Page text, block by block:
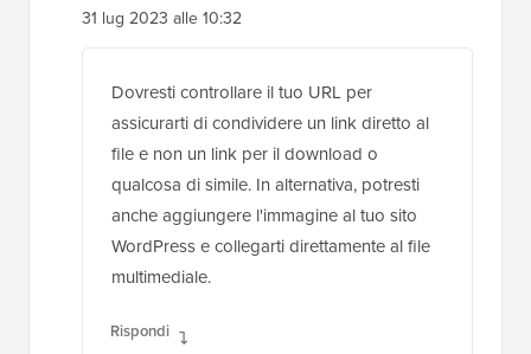
31 lug 2023 alle 10:32
Dovresti controllare il tuo URL per
assicurarti di condividere un link diretto al
file e non un link per il download o
qualcosa di simile. In alternativa, potresti
anche aggiungere l'immagine al tuo sito
WordPress e collegarti direttamente al file
multimediale.
Rispondi